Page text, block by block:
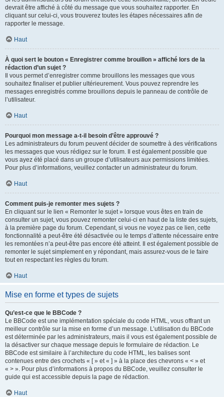
devrait être affiché à côté du message que vous souhaitez rapporter. En
cliquant sur celui-ci, vous trouverez toutes les étapes nécessaires afin de
rapporter le message.
Haut
À quoi sert le bouton « Enregistrer comme brouillon » affiché lors de la
rédaction d’un sujet ?
Il vous permet d’enregistrer comme brouillons les messages que vous
souhaitez finaliser et publier ultérieurement. Vous pouvez reprendre les
messages enregistrés comme brouillons depuis le panneau de contrôle de
l’utilisateur.
Haut
Pourquoi mon message a-t-il besoin d’être approuvé ?
Les administrateurs du forum peuvent décider de soumettre à des vérifications
les messages que vous rédigez sur le forum. Il est également possible que
vous ayez été placé dans un groupe d’utilisateurs aux permissions limitées.
Pour plus d’informations, veuillez contacter un administrateur du forum.
Haut
Comment puis-je remonter mes sujets ?
En cliquant sur le lien « Remonter le sujet » lorsque vous êtes en train de
consulter un sujet, vous pouvez remonter celui-ci en haut de la liste des sujets,
à la première page du forum. Cependant, si vous ne voyez pas ce lien, cette
fonctionnalité a peut-être été désactivée ou le temps d’attente nécessaire entre
les remontées n’a peut-être pas encore été atteint. Il est également possible de
remonter le sujet simplement en y répondant, mais assurez-vous de le faire
tout en respectant les règles du forum.
Haut
Mise en forme et types de sujets
Qu’est-ce que le BBCode ?
Le BBCode est une implémentation spéciale du code HTML, vous offrant un
meilleur contrôle sur la mise en forme d’un message. L’utilisation du BBCode
est déterminée par les administrateurs, mais il vous est également possible de
la désactiver sur chaque message depuis le formulaire de rédaction. Le
BBCode est similaire à l’architecture du code HTML, les balises sont
contenues entre des crochets « [ » et « ] » à la place des chevrons « < » et
« > ». Pour plus d’informations à propos du BBCode, veuillez consulter le
guide qui est accessible depuis la page de rédaction.
Haut